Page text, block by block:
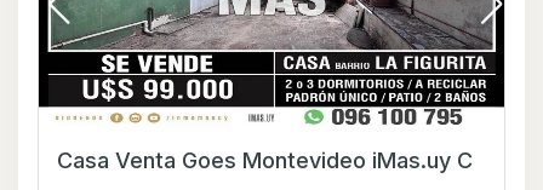
Casa Venta Goes Montevideo iMas.uy C